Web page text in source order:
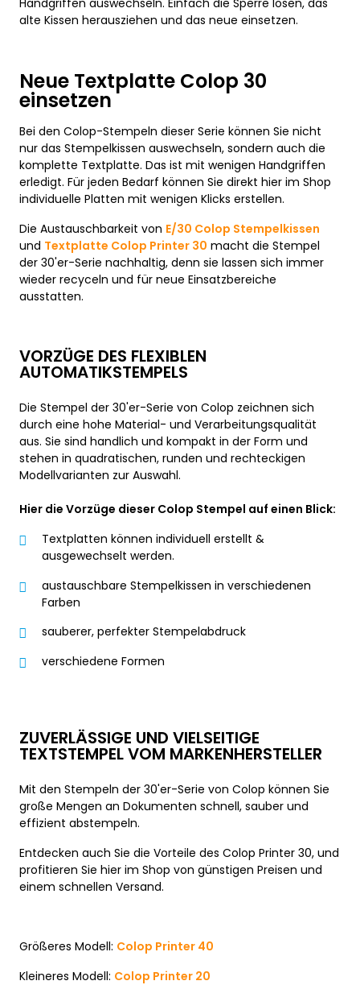
Handgriffen auswechseln. Einfach die Sperre lösen, das
alte Kissen herausziehen und das neue einsetzen.
Neue Textplatte Colop 30
einsetzen
Bei den Colop-Stempeln dieser Serie können Sie nicht
nur das Stempelkissen auswechseln, sondern auch die
komplette Textplatte. Das ist mit wenigen Handgriffen
erledigt. Für jeden Bedarf können Sie direkt hier im Shop
individuelle Platten mit wenigen Klicks erstellen.
Die Austauschbarkeit von E/30 Colop Stempelkissen
und Textplatte Colop Printer 30 macht die Stempel
der 30'er-Serie nachhaltig, denn sie lassen sich immer
wieder recyceln und für neue Einsatzbereiche
ausstatten.
VORZÜGE DES FLEXIBLEN
AUTOMATIKSTEMPELS
Die Stempel der 30'er-Serie von Colop zeichnen sich
durch eine hohe Material- und Verarbeitungsqualität
aus. Sie sind handlich und kompakt in der Form und
stehen in quadratischen, runden und rechteckigen
Modellvarianten zur Auswahl.
Hier die Vorzüge dieser Colop Stempel auf einen Blick:
Textplatten können individuell erstellt &
ausgewechselt werden.
austauschbare Stempelkissen in verschiedenen
Farben
sauberer, perfekter Stempelabdruck
verschiedene Formen
ZUVERLÄSSIGE UND VIELSEITIGE
TEXTSTEMPEL VOM MARKENHERSTELLER
Mit den Stempeln der 30'er-Serie von Colop können Sie
große Mengen an Dokumenten schnell, sauber und
effizient abstempeln.
Entdecken auch Sie die Vorteile des Colop Printer 30, und
profitieren Sie hier im Shop von günstigen Preisen und
einem schnellen Versand.
Größeres Modell: Colop Printer 40
Kleineres Modell: Colop Printer 20